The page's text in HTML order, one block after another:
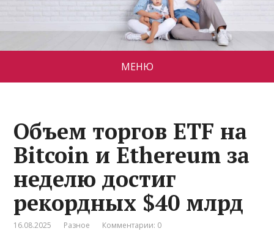
МЕНЮ
Объем торгов ETF на
Bitcoin и Ethereum за
неделю достиг
рекордных $40 млрд
16.08.2025 Разное Комментарии: 0